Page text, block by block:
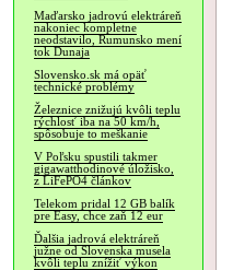
Maďarsko jadrovú elektráreň
nakoniec kompletne
neodstavilo, Rumunsko mení
tok Dunaja
Slovensko.sk má opäť
technické problémy
Železnice znižujú kvôli teplu
rýchlosť iba na 50 km/h,
spôsobuje to meškanie
V Poľsku spustili takmer
gigawatthodinové úložisko,
z LiFePO4 článkov
Telekom pridal 12 GB balík
pre Easy, chce zaň 12 eur
Ďalšia jadrová elektráreň
južne od Slovenska musela
kvôli teplu znížiť výkon